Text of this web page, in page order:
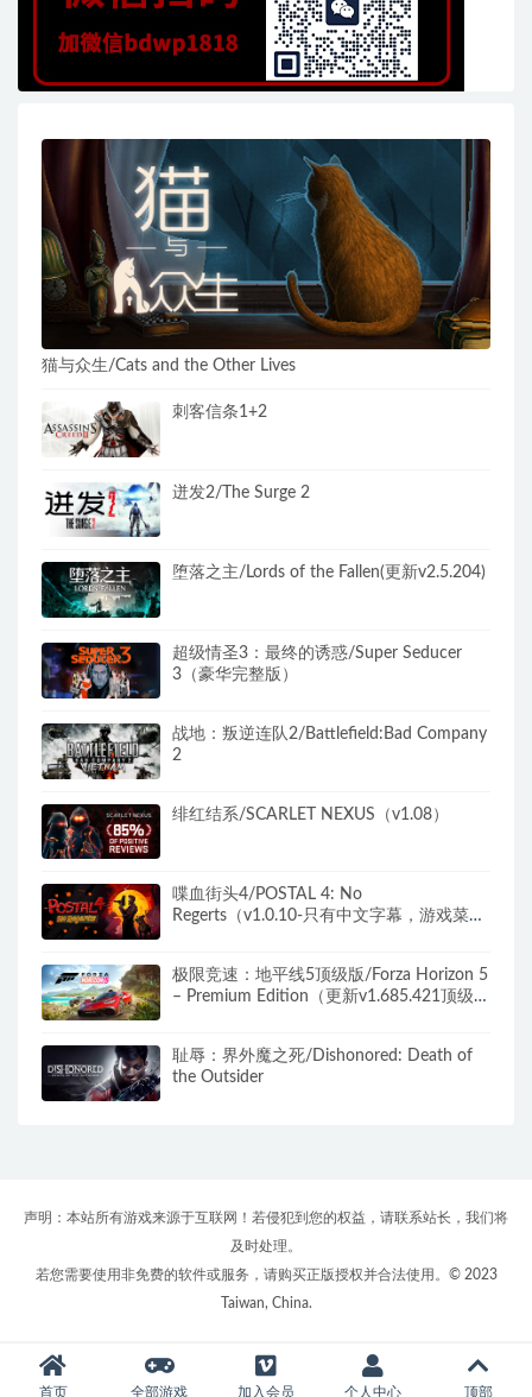
猫与众生/Cats and the Other Lives
刺客信条1+2
迸发2/The Surge 2
堕落之主/Lords of the Fallen(更新v2.5.204)
超级情圣3：最终的诱惑/Super Seducer
3（豪华完整版）
战地：叛逆连队2/Battlefield:Bad Company
2
绯红结系/SCARLET NEXUS（v1.08）
喋血街头4/POSTAL 4: No
Regerts（v1.0.10-只有中文字幕，游戏菜单
极限竞速：地平线5顶级版/Forza Horizon 5
– Premium Edition（更新v1.685.421顶级
耻辱：界外魔之死/Dishonored: Death of
the Outsider
声明：本站所有游戏来源于互联网！若侵犯到您的权益，请联系站长，我们将
及时处理。
若您需要使用非免费的软件或服务，请购买正版授权并合法使用。© 2023
Taiwan, China.
首页 全部游戏 加入会员 个人中心 顶部